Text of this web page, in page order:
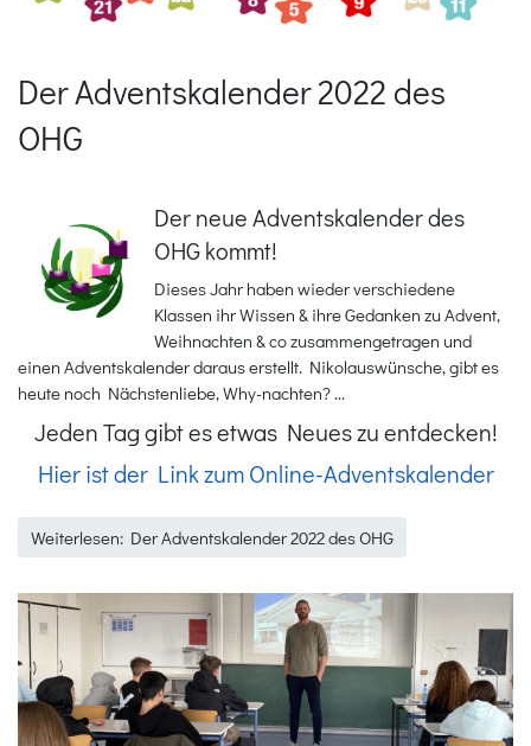
Der Adventskalender 2022 des
OHG
Der neue Adventskalender des
OHG kommt!
Dieses Jahr haben wieder verschiedene
Klassen ihr Wissen & ihre Gedanken zu Advent,
Weihnachten & co zusammengetragen und
einen Adventskalender daraus erstellt. Nikolauswünsche, gibt es
heute noch Nächstenliebe, Why-nachten? ...
Jeden Tag gibt es etwas Neues zu entdecken!
Hier ist der Link zum Online-Adventskalender
Weiterlesen: Der Adventskalender 2022 des OHG